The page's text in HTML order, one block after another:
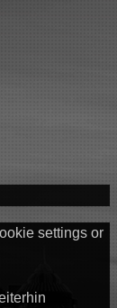
settings or